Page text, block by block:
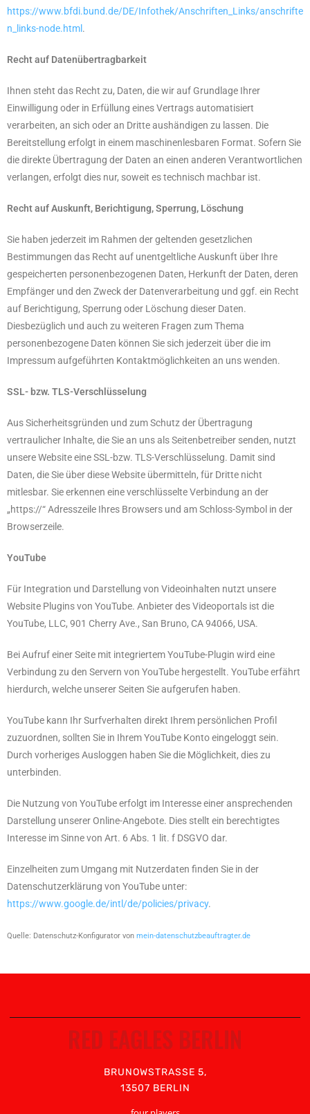
https://www.bfdi.bund.de/DE/Infothek/Anschriften_Links/anschrifte
n_links-node.html .
Recht auf Datenübertragbarkeit
Ihnen steht das Recht zu, Daten, die wir auf Grundlage Ihrer
Einwilligung oder in Erfüllung eines Vertrags automatisiert
verarbeiten, an sich oder an Dritte aushändigen zu lassen. Die
Bereitstellung erfolgt in einem maschinenlesbaren Format. Sofern Sie
die direkte Übertragung der Daten an einen anderen Verantwortlichen
verlangen, erfolgt dies nur, soweit es technisch machbar ist.
Recht auf Auskunft, Berichtigung, Sperrung, Löschung
Sie haben jederzeit im Rahmen der geltenden gesetzlichen
Bestimmungen das Recht auf unentgeltliche Auskunft über Ihre
gespeicherten personenbezogenen Daten, Herkunft der Daten, deren
Empfänger und den Zweck der Datenverarbeitung und ggf. ein Recht
auf Berichtigung, Sperrung oder Löschung dieser Daten.
Diesbezüglich und auch zu weiteren Fragen zum Thema
personenbezogene Daten können Sie sich jederzeit über die im
Impressum aufgeführten Kontaktmöglichkeiten an uns wenden.
SSL- bzw. TLS-Verschlüsselung
Aus Sicherheitsgründen und zum Schutz der Übertragung
vertraulicher Inhalte, die Sie an uns als Seitenbetreiber senden, nutzt
unsere Website eine SSL-bzw. TLS-Verschlüsselung. Damit sind
Daten, die Sie über diese Website übermitteln, für Dritte nicht
mitlesbar. Sie erkennen eine verschlüsselte Verbindung an der
„https://“ Adresszeile Ihres Browsers und am Schloss-Symbol in der
Browserzeile.
YouTube
Für Integration und Darstellung von Videoinhalten nutzt unsere
Website Plugins von YouTube. Anbieter des Videoportals ist die
YouTube, LLC, 901 Cherry Ave., San Bruno, CA 94066, USA.
Bei Aufruf einer Seite mit integriertem YouTube-Plugin wird eine
Verbindung zu den Servern von YouTube hergestellt. YouTube erfährt
hierdurch, welche unserer Seiten Sie aufgerufen haben.
YouTube kann Ihr Surfverhalten direkt Ihrem persönlichen Profil
zuzuordnen, sollten Sie in Ihrem YouTube Konto eingeloggt sein.
Durch vorheriges Ausloggen haben Sie die Möglichkeit, dies zu
unterbinden.
Die Nutzung von YouTube erfolgt im Interesse einer ansprechenden
Darstellung unserer Online-Angebote. Dies stellt ein berechtigtes
Interesse im Sinne von Art. 6 Abs. 1 lit. f DSGVO dar.
Einzelheiten zum Umgang mit Nutzerdaten finden Sie in der
Datenschutzerklärung von YouTube unter:
https://www.google.de/intl/de/policies/privacy.
Quelle: Datenschutz-Konfigurator von mein-datenschutzbeauftragter.de
RED EAGLES BERLIN
BRUNOWSTRASSE 5,
13507 BERLIN